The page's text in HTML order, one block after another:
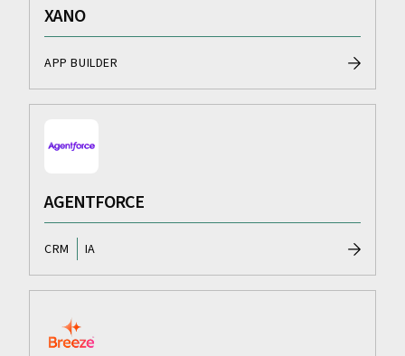
XANO
APP BUILDER
AGENTFORCE
CRM IA